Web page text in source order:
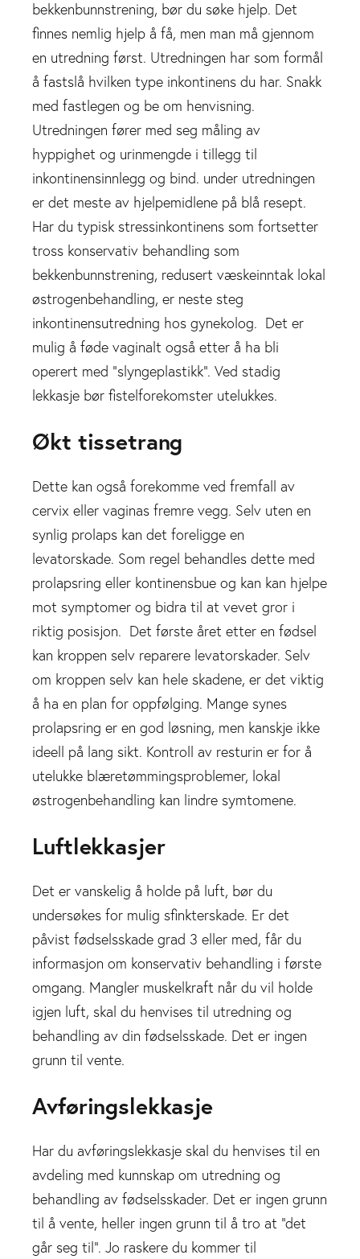
bekkenbunnstrening, bør du søke hjelp. Det
finnes nemlig hjelp å få, men man må gjennom
en utredning først. Utredningen har som formål
å fastslå hvilken type inkontinens du har. Snakk
med fastlegen og be om henvisning.
Utredningen fører med seg måling av
hyppighet og urinmengde i tillegg til
inkontinensinnlegg og bind. under utredningen
er det meste av hjelpemidlene på blå resept.
Har du typisk stressinkontinens som fortsetter
tross konservativ behandling som
bekkenbunnstrening, redusert væskeinntak lokal
østrogenbehandling, er neste steg
inkontinensutredning hos gynekolog. Det er
mulig å føde vaginalt også etter å ha bli
operert med “slyngeplastikk”. Ved stadig
lekkasje bør fistelforekomster utelukkes.
Økt tissetrang
Dette kan også forekomme ved fremfall av
cervix eller vaginas fremre vegg. Selv uten en
synlig prolaps kan det foreligge en
levatorskade. Som regel behandles dette med
prolapsring eller kontinensbue og kan kan hjelpe
mot symptomer og bidra til at vevet gror i
riktig posisjon. Det første året etter en fødsel
kan kroppen selv reparere levatorskader. Selv
om kroppen selv kan hele skadene, er det viktig
å ha en plan for oppfølging. Mange synes
prolapsring er en god løsning, men kanskje ikke
ideell på lang sikt. Kontroll av resturin er for å
utelukke blæretømmingsproblemer, lokal
østrogenbehandling kan lindre symtomene.
Luftlekkasjer
Det er vanskelig å holde på luft, bør du
undersøkes for mulig sfinkterskade. Er det
påvist fødselsskade grad 3 eller med, får du
informasjon om konservativ behandling i første
omgang. Mangler muskelkraft når du vil holde
igjen luft, skal du henvises til utredning og
behandling av din fødselsskade. Det er ingen
grunn til vente.
Avføringslekkasje
Har du avføringslekkasje skal du henvises til en
avdeling med kunnskap om utredning og
behandling av fødselsskader. Det er ingen grunn
til å vente, heller ingen grunn til å tro at “det
går seg til”. Jo raskere du kommer til